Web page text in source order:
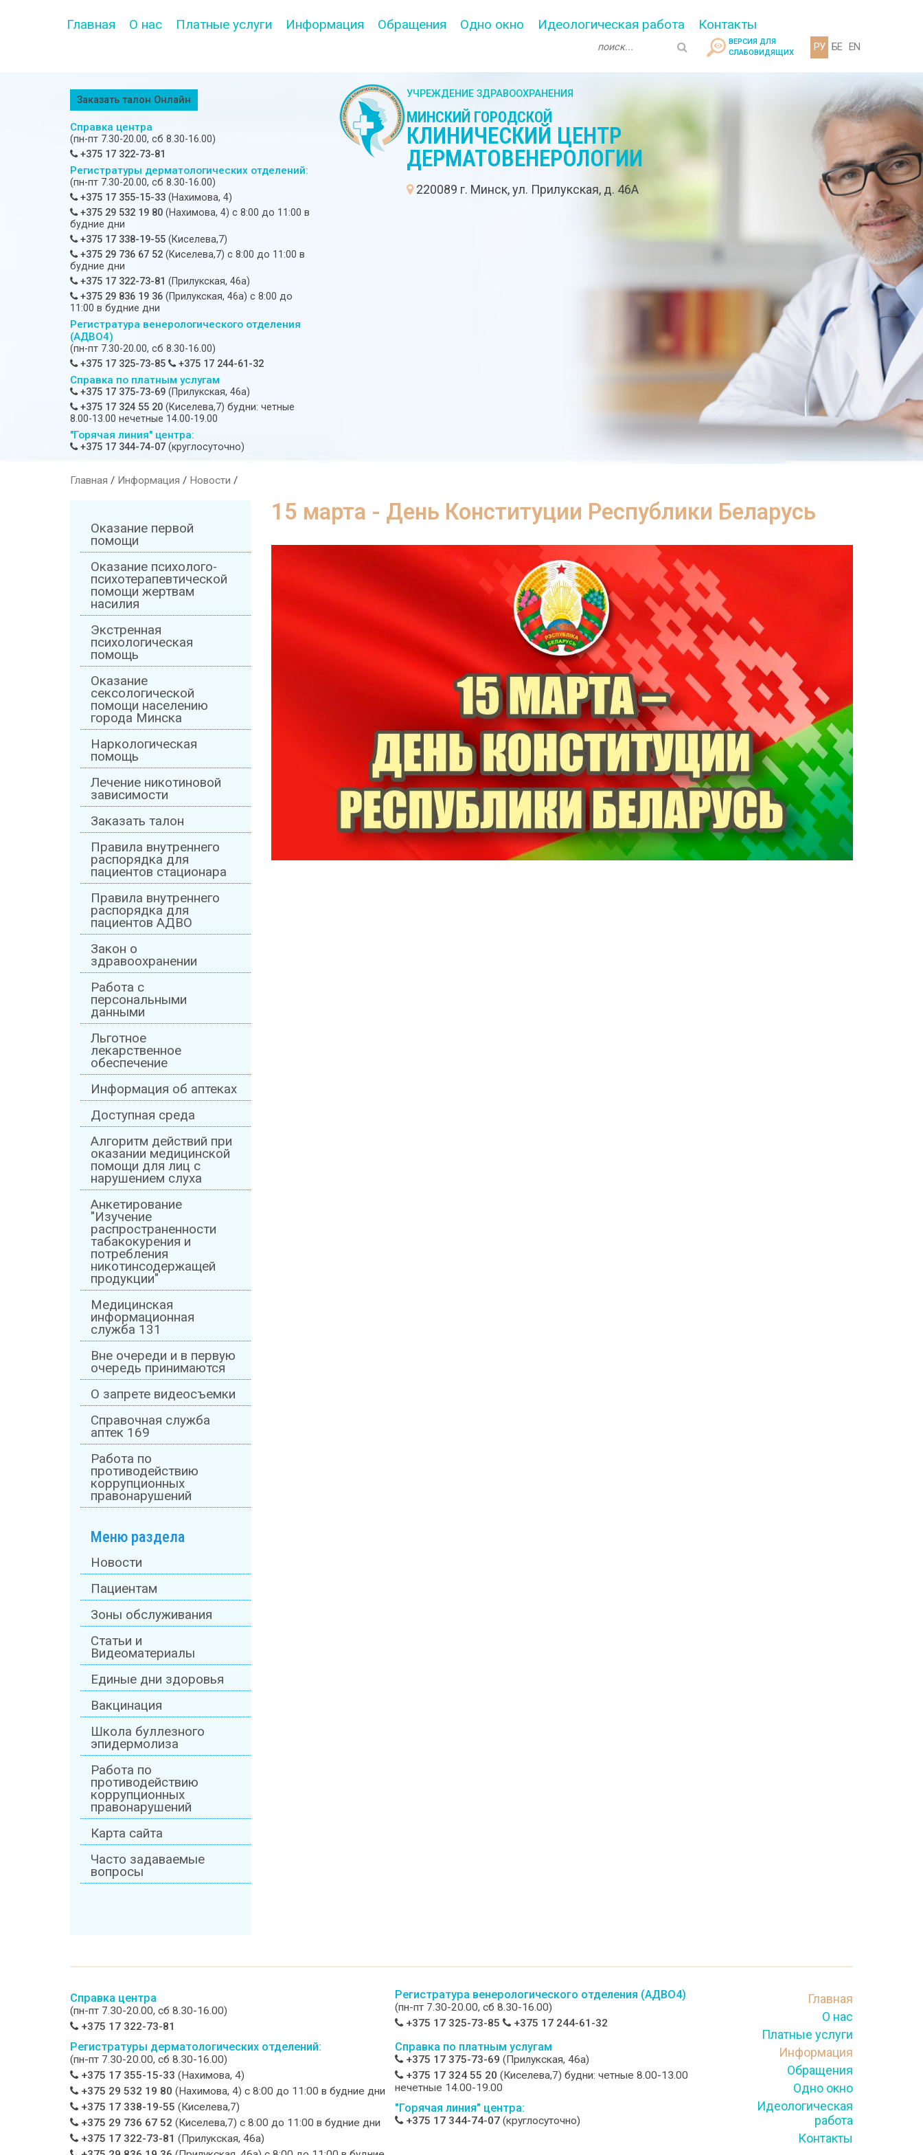
Главная О нас Платные услуги Информация Обращения Одно окно Идеологическая работа Контакты
ВЕРСИЯ ДЛЯ
СЛАБОВИДЯЩИХ
РУ БЕ EN
УЧРЕЖДЕНИЕ ЗДРАВООХРАНЕНИЯ
МИНСКИЙ ГОРОДСКОЙ
КЛИНИЧЕСКИЙ ЦЕНТР
ДЕРМАТОВЕНЕРОЛОГИИ
220089 г. Минск, ул. Прилукская, д. 46А
Заказать талон Онлайн
Справка центра
(пн-пт 7.30-20.00, сб 8.30-16.00)
+375 17 322-73-81
Регистратуры дерматологических отделений:
(пн-пт 7.30-20.00, сб 8.30-16.00)
+375 17 355-15-33 (Нахимова, 4)
+375 29 532 19 80 (Нахимова, 4) c 8:00 до 11:00 в
будние дни
+375 17 338-19-55 (Киселева,7)
+375 29 736 67 52 (Киселева,7) c 8:00 до 11:00 в
будние дни
+375 17 322-73-81 (Прилукская, 46а)
+375 29 836 19 36 (Прилукская, 46а) c 8:00 до
11:00 в будние дни
Регистратура венерологического отделения
(АДВО4)
(пн-пт 7.30-20.00, сб 8.30-16.00)
+375 17 325-73-85
+375 17 244-61-32
Справка по платным услугам
+375 17 375-73-69 (Прилукская, 46а)
+375 17 324 55 20 (Киселева,7) будни: четные
8.00-13.00 нечетные 14.00-19.00
"Горячая линия" центра:
+375 17 344-74-07 (круглосуточно)
Главная / Информация / Новости /
15 марта - День Конституции Республики Беларусь
Оказание первой
помощи
Оказание психолого-
психотерапевтической
помощи жертвам
насилия
Экстренная
психологическая
помощь
Оказание
сексологической
помощи населению
города Минска
Наркологическая
помощь
Лечение никотиновой
зависимости
Заказать талон
Правила внутреннего
распорядка для
пациентов стационара
Правила внутреннего
распорядка для
пациентов АДВО
Закон о
здравоохранении
Работа с
персональными
данными
Льготное
лекарственное
обеспечение
Информация об аптеках
Доступная среда
Алгоритм действий при
оказании медицинской
помощи для лиц с
нарушением слуха
Анкетирование
"Изучение
распространенности
табакокурения и
потребления
никотинсодержащей
продукции"
Медицинская
информационная
служба 131
Вне очереди и в первую
очередь принимаются
О запрете видеосъемки
Справочная служба
аптек 169
Работа по
противодействию
коррупционных
правонарушений
Меню раздела
Новости
Пациентам
Зоны обслуживания
Статьи и
Видеоматериалы
Единые дни здоровья
Вакцинация
Школа буллезного
эпидермолиза
Работа по
противодействию
коррупционных
правонарушений
Карта сайта
Часто задаваемые
вопросы
Справка центра
(пн-пт 7.30-20.00, сб 8.30-16.00)
+375 17 322-73-81
Регистратуры дерматологических отделений:
(пн-пт 7.30-20.00, сб 8.30-16.00)
+375 17 355-15-33 (Нахимова, 4)
+375 29 532 19 80 (Нахимова, 4) c 8:00 до 11:00 в будние дни
+375 17 338-19-55 (Киселева,7)
+375 29 736 67 52 (Киселева,7) c 8:00 до 11:00 в будние дни
+375 17 322-73-81 (Прилукская, 46а)
Регистратура венерологического отделения (АДВО4)
(пн-пт 7.30-20.00, сб 8.30-16.00)
+375 17 325-73-85
+375 17 244-61-32
Справка по платным услугам
+375 17 375-73-69 (Прилукская, 46а)
+375 17 324 55 20 (Киселева,7) будни: четные 8.00-13.00
нечетные 14.00-19.00
"Горячая линия" центра:
+375 17 344-74-07(круглосуточно)
Главная
О нас
Платные услуги
Информация
Обращения
Одно окно
Идеологическая
работа
Контакты